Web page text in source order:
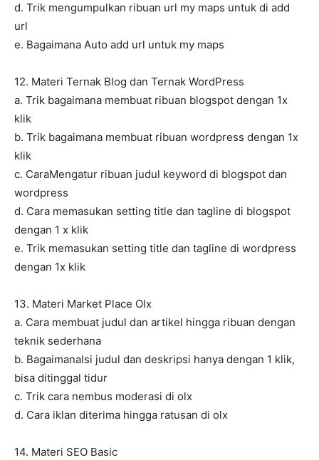
d. Trik mengumpulkan ribuan url my maps untuk di add
url
e. Bagaimana Auto add url untuk my maps
12. Materi Ternak Blog dan Ternak WordPress
a. Trik bagaimana membuat ribuan blogspot dengan 1x
klik
b. Trik bagaimana membuat ribuan wordpress dengan 1x
klik
c. CaraMengatur ribuan judul keyword di blogspot dan
wordpress
d. Cara memasukan setting title dan tagline di blogspot
dengan 1 x klik
e. Trik memasukan setting title dan tagline di wordpress
dengan 1x klik
13. Materi Market Place Olx
a. Cara membuat judul dan artikel hingga ribuan dengan
teknik sederhana
b. BagaimanaIsi judul dan deskripsi hanya dengan 1 klik,
bisa ditinggal tidur
c. Trik cara nembus moderasi di olx
d. Cara iklan diterima hingga ratusan di olx
14. Materi SEO Basic